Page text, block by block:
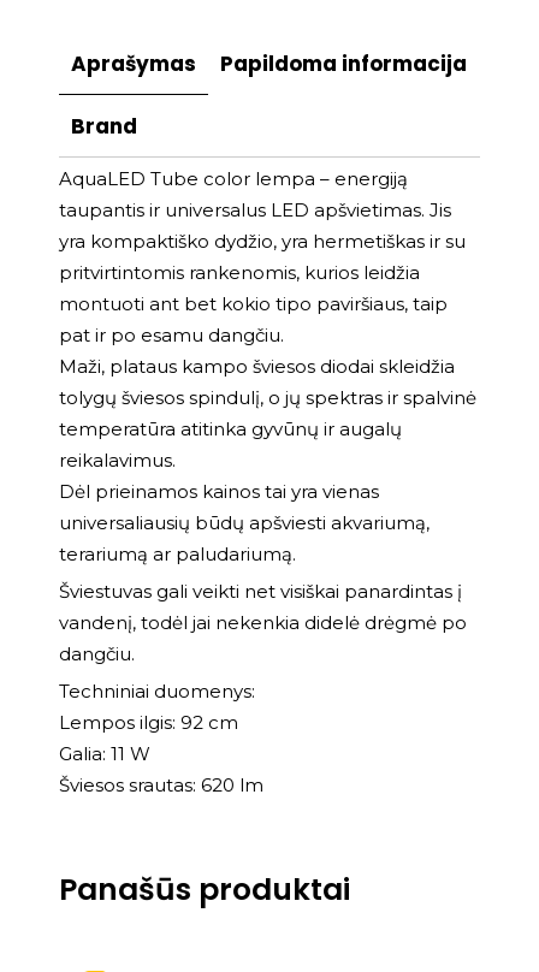
Aprašymas Papildoma informacija
Brand
AquaLED Tube color lempa – energiją
taupantis ir universalus LED apšvietimas. Jis
yra kompaktiško dydžio, yra hermetiškas ir su
pritvirtintomis rankenomis, kurios leidžia
montuoti ant bet kokio tipo paviršiaus, taip
pat ir po esamu dangčiu.
Maži, plataus kampo šviesos diodai skleidžia
tolygų šviesos spindulį, o jų spektras ir spalvinė
temperatūra atitinka gyvūnų ir augalų
reikalavimus.
Dėl prieinamos kainos tai yra vienas
universaliausių būdų apšviesti akvariumą,
terariumą ar paludariumą.
Šviestuvas gali veikti net visiškai panardintas į
vandenį, todėl jai nekenkia didelė drėgmė po
dangčiu.
Techniniai duomenys:
Lempos ilgis: 92 cm
Galia: 11 W
Šviesos srautas: 620 lm
Panašūs produktai